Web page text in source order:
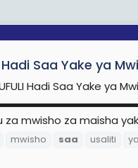
Hadi Saa Yake ya
Hadi Saa Yake ya
mwisho za maisha
mwisho saa usaliti